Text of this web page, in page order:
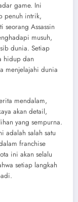
game. Ini
penuh intrik,
seorang Assassin
musuh,
dunia. Setiap
hidup dan
menjelajahi dunia
mendalam,
akan detail,
yang sempurna.
adalah salah satu
franchise
ini akan selalu
setiap langkah